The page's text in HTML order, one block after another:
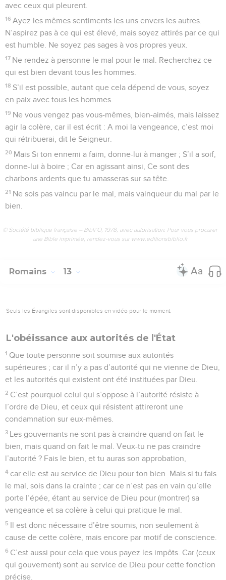
avec ceux qui pleurent.
16 Ayez les mêmes sentiments les uns envers les autres.
N’aspirez pas à ce qui est élevé, mais soyez attirés par ce qui
est humble. Ne soyez pas sages à vos propres yeux.
17 Ne rendez à personne le mal pour le mal. Recherchez ce
qui est bien devant tous les hommes.
18 S’il est possible, autant que cela dépend de vous, soyez
en paix avec tous les hommes.
19 Ne vous vengez pas vous-mêmes, bien-aimés, mais laissez
agir la colère, car il est écrit : A moi la vengeance, c’est moi
qui rétribuerai, dit le Seigneur.
20 Mais Si ton ennemi a faim, donne-lui à manger ; S’il a soif,
donne-lui à boire ; Car en agissant ainsi, Ce sont des
charbons ardents que tu amasseras sur sa tête.
21 Ne sois pas vaincu par le mal, mais vainqueur du mal par le
bien.
© Société biblique française – Bibli’O, 1978, avec autorisation. Pour vous procurer
une Bible imprimée, rendez-vous sur www.editionsbiblio.fr
Romains 13
Seuls les Évangiles sont disponibles en vidéo pour le moment.
L'obéissance aux autorités de l'État
1 Que toute personne soit soumise aux autorités
supérieures ; car il n’y a pas d’autorité qui ne vienne de Dieu,
et les autorités qui existent ont été instituées par Dieu.
2 C’est pourquoi celui qui s’oppose à l’autorité résiste à
l’ordre de Dieu, et ceux qui résistent attireront une
condamnation sur eux-mêmes.
3 Les gouvernants ne sont pas à craindre quand on fait le
bien, mais quand on fait le mal. Veux-tu ne pas craindre
l’autorité ? Fais le bien, et tu auras son approbation,
4 car elle est au service de Dieu pour ton bien. Mais si tu fais
le mal, sois dans la crainte ; car ce n’est pas en vain qu’elle
porte l’épée, étant au service de Dieu pour (montrer) sa
vengeance et sa colère à celui qui pratique le mal.
5 Il est donc nécessaire d’être soumis, non seulement à
cause de cette colère, mais encore par motif de conscience.
6 C’est aussi pour cela que vous payez les impôts. Car (ceux
qui gouvernent) sont au service de Dieu pour cette fonction
précise.